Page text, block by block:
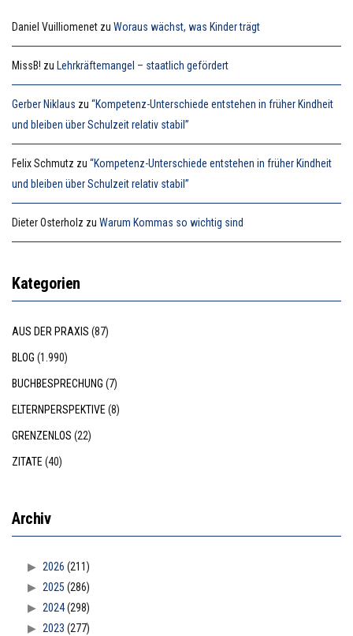
Daniel Vuilliomenet zu Woraus wächst, was Kinder trägt
MissB! zu Lehrkräftemangel – staatlich gefördert
Gerber Niklaus zu “Kompetenz-Unterschiede entstehen in früher Kindheit
und bleiben über Schulzeit relativ stabil”
Felix Schmutz zu “Kompetenz-Unterschiede entstehen in früher Kindheit
und bleiben über Schulzeit relativ stabil”
Dieter Osterholz zu Warum Kommas so wichtig sind
Kategorien
AUS DER PRAXIS (87)
BLOG (1.990)
BUCHBESPRECHUNG (7)
ELTERNPERSPEKTIVE (8)
GRENZENLOS (22)
ZITATE (40)
Archiv
2026 (211)
2025 (286)
2024(298)
2023 (277)